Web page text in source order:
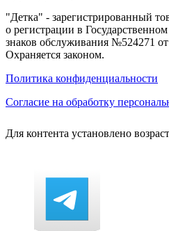
"Детка" - зарегистрированный
о регистрации в
знаков обслуживания №524271 от
Охраняется законом.
Политика конфиденциальности
Согласие на обработку
Для контента установлено